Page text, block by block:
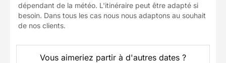
dépendant de la météo. L'itinéraire peut être adapté si
besoin. Dans tous les cas nous nous adaptons au souhait
de nos clients.
Vous aimeriez partir à d'autres dates ?